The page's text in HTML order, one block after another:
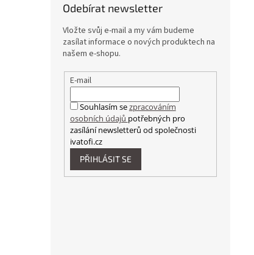
Odebírat newsletter
Vložte svůj e-mail a my vám budeme
zasílat informace o nových produktech na
našem e-shopu.
E-mail
Souhlasím sezpracováním
osobních údajů potřebných pro
zasílání newsletterů od společnosti
ivatofi.cz
PŘIHLÁSIT SE